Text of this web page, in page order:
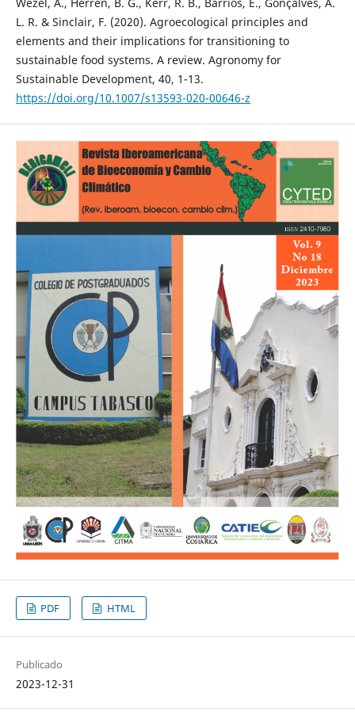
L. R. & Sinclair, F. (2020). Agroecological principles and
elements and their implications for transitioning to
sustainable food systems. A review. Agronomy for
Sustainable Development, 40, 1-13.
https://doi.org/10.1007/s13593-020-00646-z
PDF HTML
Publicado
2023-12-31